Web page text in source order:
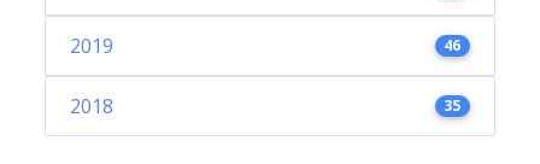
2019 46
2018 35